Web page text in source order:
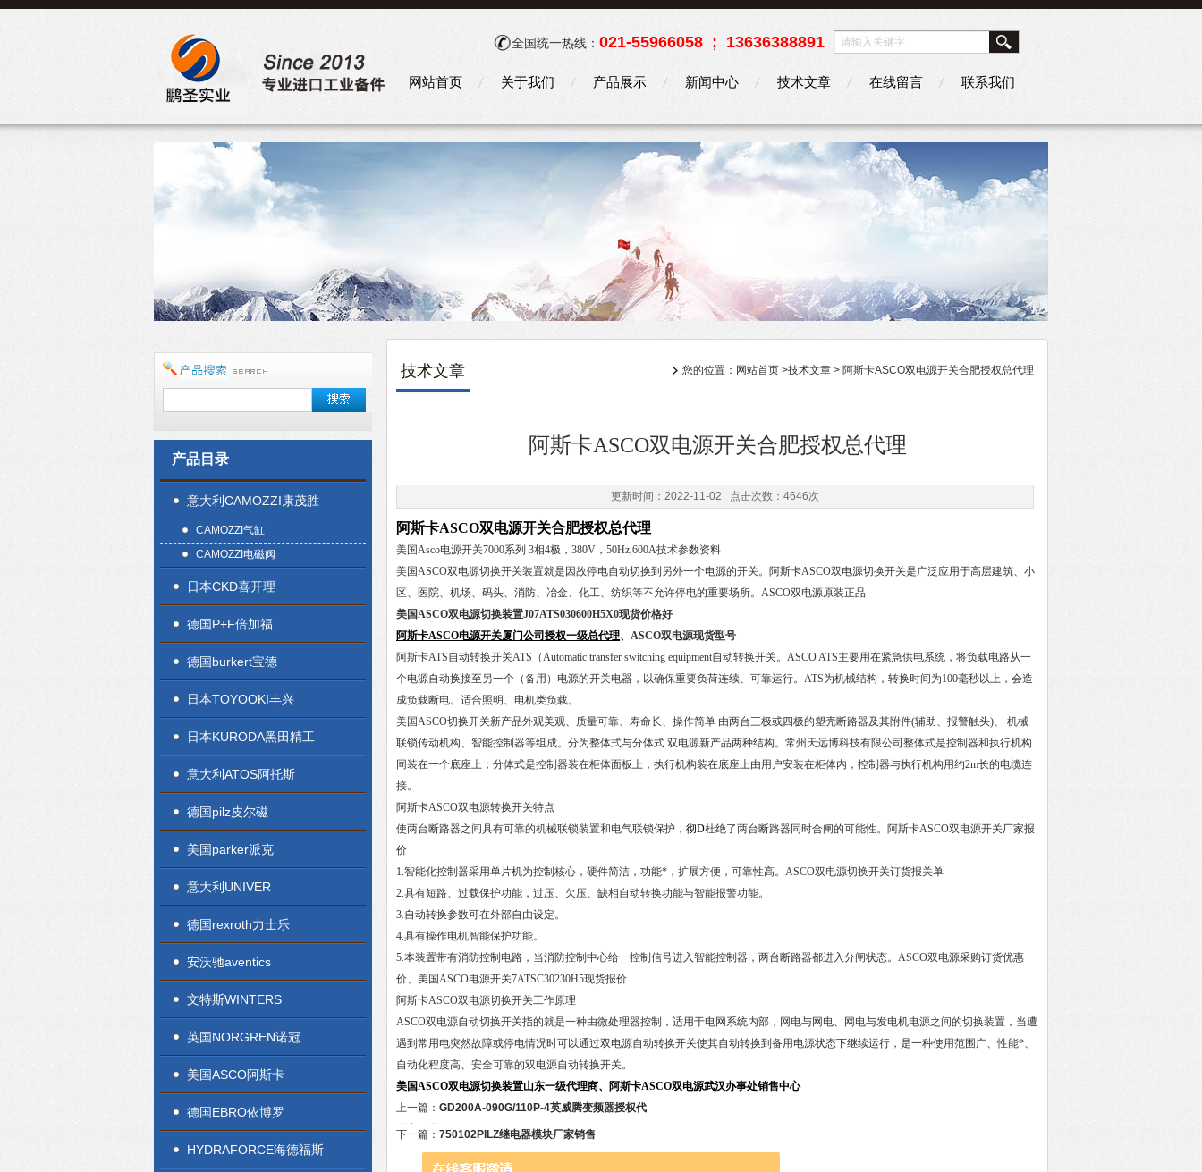
全国统一热线： 021-55966058 ; 13636388891
网站首页 关于我们 产品展示 新闻中心 技术文章 在线留言 联系我们
产品目录
意大利CAMOZZI康茂胜
CAMOZZI气缸
CAMOZZI电磁阀
日本CKD喜开理
德国P+F倍加福
德国burkert宝德
日本TOYOOKI丰兴
日本KURODA黑田精工
意大利ATOS阿托斯
德国pilz皮尔磁
美国parker派克
意大利UNIVER
德国rexroth力士乐
安沃驰aventics
文特斯WINTERS
英国NORGREN诺冠
美国ASCO阿斯卡
德国EBRO依博罗
HYDRAFORCE海德福斯
技术文章 您的位置： 网站首页 >技术文章 > 阿斯卡ASCO双电源开关合肥授权总代理
阿斯卡ASCO双电源开关合肥授权总代理
更新时间：2022-11-02 点击次数：4646次
阿斯卡ASCO双电源开关合肥授权总代理
美国Asco电源开关7000系列 3相4极，380V，50Hz,600A技术参数资料
美国ASCO双电源切换开关装置就是因故停电自动切换到另外一个电源的开关。阿斯卡ASCO双电源切换开关是广泛应用于高层建筑、小
区、医院、机场、码头、消防、冶金、化工、纺织等不允许停电的重要场所。ASCO双电源原装正品
美国ASCO双电源切换装置J07ATS030600H5X0现货价格好
阿斯卡ASCO电源开关厦门公司授权一级总代理、ASCO双电源现货型号
阿斯卡ATS自动转换开关ATS（Automatic transfer switching equipment自动转换开关。ASCO ATS主要用在紧急供电系统，将负载电路从一
个电源自动换接至另一个（备用）电源的开关电器，以确保重要负荷连续、可靠运行。ATS为机械结构，转换时间为100毫秒以上，会造
成负载断电。适合照明、电机类负载。
美国ASCO切换开关新产品外观美观、质量可靠、寿命长、操作简单 由两台三极或四极的塑壳断路器及其附件(辅助、报警触头)、 机械
联锁传动机构、智能控制器等组成。分为整体式与分体式 双电源新产品两种结构。常州天远博科技有限公司整体式是控制器和执行机构
同装在一个底座上；分体式是控制器装在柜体面板上，执行机构装在底座上由用户安装在柜体内，控制器与执行机构用约2m长的电缆连
接。
阿斯卡ASCO双电源转换开关特点
使两台断路器之间具有可靠的机械联锁装置和电气联锁保护， 彻D杜绝了两台断路器同时合闸的可能性。阿斯卡ASCO双电源开关厂家报
价
1.智能化控制器采用单片机为控制核心，硬件简洁，功能*，扩展方便，可靠性高。ASCO双电源切换开关订货报关单
2.具有短路、过载保护功能，过压、欠压、缺相自动转换功能与智能报警功能。
3.自动转换参数可在外部自由设定。
4.具有操作电机智能保护功能。
5.本装置带有消防控制电路，当消防控制中心给一控制信号进入智能控制器，两台断路器都进入分闸状态。ASCO双电源采购订货优惠
价、美国ASCO电源开关7ATSC30230H5现货报价
阿斯卡ASCO双电源切换开关工作原理
ASCO双电源自动切换开关指的就是一种由微处理器控制，适用于电网系统内部，网电与网电、网电与发电机电源之间的切换装置，当遭
遇到常用电突然故障或停电情况时可以通过双电源自动转换开关使其自动转换到备用电源状态下继续运行，是一种使用范围广、性能*、
自动化程度高、安全可靠的双电源自动转换开关。
美国ASCO双电源切换装置山东一级代理商、阿斯卡ASCO双电源武汉办事处销售中心
上一篇： GD200A-090G/110P-4英威腾变频器授权代
理商现货
下一篇： 750102PILZ继电器模块厂家销售